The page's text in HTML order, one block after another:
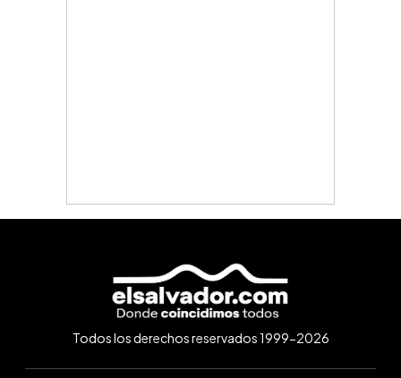
Todos los derechos reservados 1999-2026